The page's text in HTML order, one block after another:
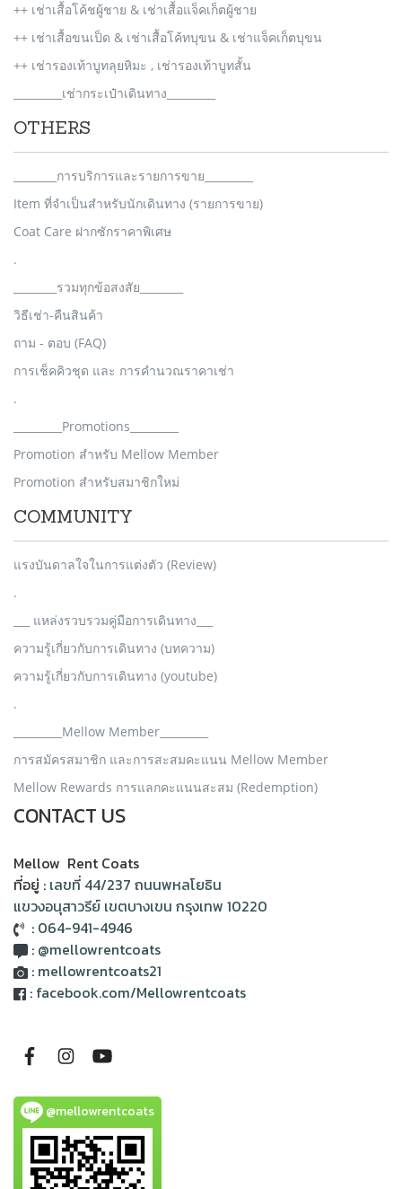
++ เช่าเสื้อโค้ชผู้ชาย & เช่าเสื้อแจ็คเก็ตผู้ชาย
++ เช่าเสื้อขนเป็ด & เช่าเสื้อโค้ทบุขน & เช่าแจ็คเก็ตบุขน
++ เช่ารองเท้าบูทลุยหิมะ , เช่ารองเท้าบูทสั้น
_________เช่ากระเป๋าเดินทาง_________
OTHERS
________การบริการและรายการขาย_________
Item ที่จำเป็นสำหรับนักเดินทาง (รายการขาย)
Coat Care ฝากซักราคาพิเศษ
.
________รวมทุกข้อสงสัย________
วิธีเช่า-คืนสินค้า
ถาม - ตอบ (FAQ)
การเช็คคิวชุด และ การคำนวณราคาเช่า
.
_________Promotions_________
Promotion สำหรับ Mellow Member
Promotion สำหรับสมาชิกใหม่
COMMUNITY
แรงบันดาลใจในการแต่งตัว (Review)
.
___ แหล่งรวบรวมคู่มือการเดินทาง___
ความรู้เกี่ยวกับการเดินทาง (บทความ)
ความรู้เกี่ยวกับการเดินทาง (youtube)
.
_________Mellow Member_________
การสมัครสมาชิก และการสะสมคะแนน Mellow Member
Mellow Rewards การแลกคะแนนสะสม (Redemption)
CONTACT US
Mellow Rent Coats
ที่อยู่ : เลขที่ 44/237 ถนนพหลโยธิน
แขวงอนุสาวรีย์ เขตบางเขน กรุงเทพ 10220
: 064-941-4946
: @mellowrentcoats
: mellowrentcoats21
: facebook.com/Mellowrentcoats
@mellowrentcoats